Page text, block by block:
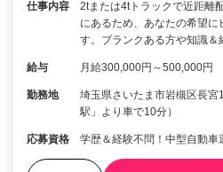
仕事内容
2tまたは4tトラックで近距離
にあるため、あなたの希望に
す。ブランクある方や知識
給与 月給300,000円～500,000円
勤務地
埼玉県さいたま市岩槻区長
駅」より車で10分）
応募資格 学歴＆経験不問！中型自動車